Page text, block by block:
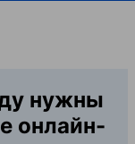
нужны
онлайн-